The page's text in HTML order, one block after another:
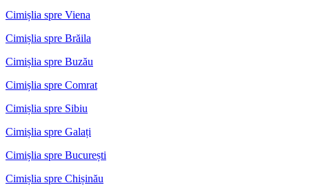
Cimișlia spre Viena
Cimișlia spre Brăila
Cimișlia spre Buzău
Cimișlia spre Comrat
Cimișlia spre Sibiu
Cimișlia spre Galați
Cimișlia spre București
Cimișlia spre Chișinău